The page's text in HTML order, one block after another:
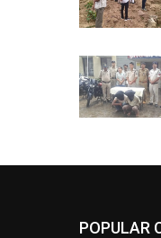
POPULAR